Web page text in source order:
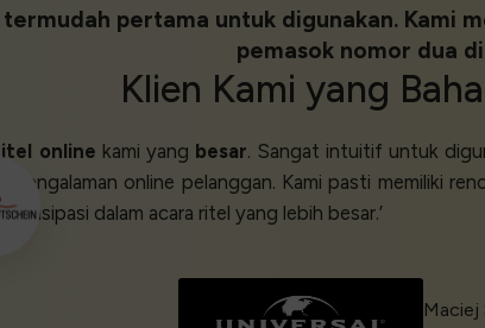
pertama untuk digunakan. Kami
pemasok nomor dua
Klien Kami yang
online kami yang besar. Sangat intuitif untuk
pengalaman online pelanggan. Kami pasti memiliki
dalam acara ritel yang lebih besar.’
Maciej